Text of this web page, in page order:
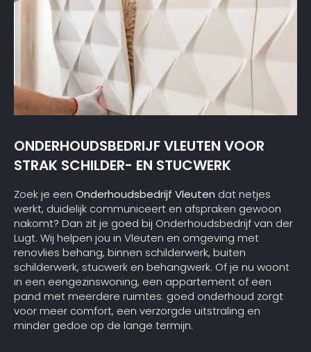
ONDERHOUDSBEDRIJF VLEUTEN VOOR
STRAK SCHILDER- EN STUCWERK
Zoek je een Onderhoudsbedrijf Vleuten dat netjes
werkt, duidelijk communiceert en afspraken gewoon
nakomt? Dan zit je goed bij Onderhoudsbedrijf van der
Lugt. Wij helpen jou in Vleuten en omgeving met
renovlies behang, binnen schilderwerk, buiten
schilderwerk, stucwerk en behangwerk. Of je nu woont
in een eengezinswoning, een appartement of een
pand met meerdere ruimtes: goed onderhoud zorgt
voor meer comfort, een verzorgde uitstraling en
minder gedoe op de lange termijn.